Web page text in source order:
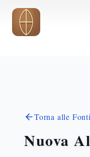
Vai al contenuto
Torna alle Fonti
Nuova